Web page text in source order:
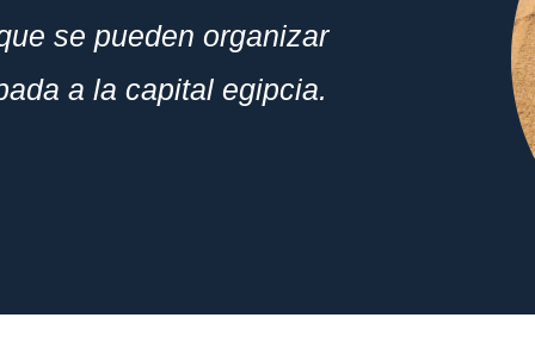
se pueden organizar
a la capital egipcia.